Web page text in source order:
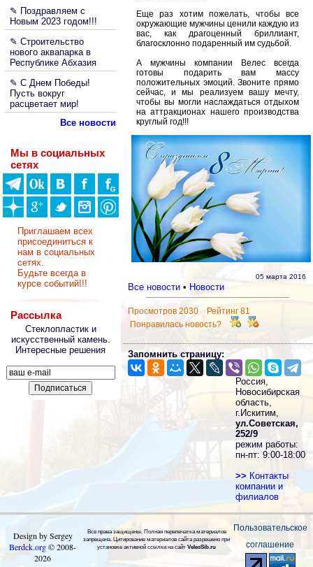
✎ Поздравляем с
Новым 2023 годом!!!
✎ Строительство
нового аквапарка в
Республике Абхазия
✎ С Днем Победы!
Пусть вокруг
расцветает мир!
Все новости
Мы в социальных
сетях
Приглашаем всех
присоединиться к
нам в социальных
сетях.
Будьте всегда в
курсе событий!!!
Рассылка
Стеклопластик и
искусственный камень.
Интересные решения
Еще раз хотим пожелать, чтобы все
окружающие мужчины ценили каждую из
вас, как драгоценный бриллиант,
благосклонно подаренный им судьбой.
А мужчины компании Велес всегда
готовы подарить вам массу
положительных эмоций. Звоните прямо
сейчас, и мы реализуем вашу мечту,
чтобы вы могли наслаждаться отдыхом
на аттракционах нашего производства
круглый год!!!
05 марта 2016
Все новости• Новости
Просмотров 2030 Рейтинг 81
Понравилась новость?
Запомнить страницу:
Россия,
Новосибирская
область,
г.Искитим,
ул.Советская,
252/9
режим работы:
пн-пт: 9:00-18:00
>> Контакты
компании и
филиалов
Design by Sergey
Berdck.org©2008-
2026
Все права защищены. Полная перепечатка материалов
запрещена. Цитирование материалов сайта разрешено при
установке активной ссылки на сайт VelesSib.ru
Пользовательское
соглашение